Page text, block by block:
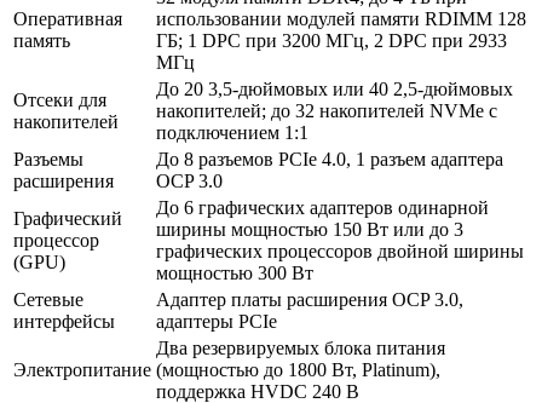
Оперативная
память
использовании модулей памяти RDIMM 128
ГБ; 1 DPC при 3200 МГц, 2 DPC при 2933
МГц
Отсеки для
накопителей
До 20 3,5-дюймовых или 40 2,5-дюймовых
накопителей; до 32 накопителей NVMe с
подключением 1:1
Разъемы
расширения
До 8 разъемов PCIe 4.0, 1 разъем адаптера
OCP 3.0
Графический
процессор
(GPU)
До 6 графических адаптеров одинарной
ширины мощностью 150 Вт или до 3
графических процессоров двойной ширины
мощностью 300 Вт
Сетевые
интерфейсы
Адаптер платы расширения OCP 3.0,
адаптеры PCIe
Электропитание
Два резервируемых блока питания
(мощностью до 1800 Вт, Platinum),
поддержка HVDC 240 В